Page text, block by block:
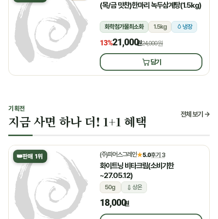
(목/금 맛찬)한마리 녹두삼계탕(1.5kg)
화학첨가물최소화 1.5kg 냉장
13%21,000원24,000원
담기
기획전
지금 사면 하나 더! 1+1 혜택 전체 보기 →
👑판매 1위 (주)파머스그레인★5.0후기 3
화이트닝 비타크림(소비기한
~27.05.12)
50g 상온
18,000원